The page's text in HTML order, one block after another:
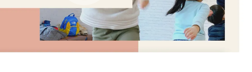
CAMPFIRE for Social Good
CAMPFIREふるさと納税machi-ya